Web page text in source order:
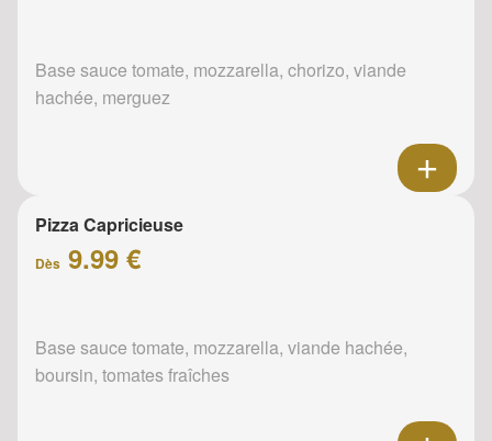
Base sauce tomate, mozzarella, chorizo, viande
hachée, merguez
Pizza Capricieuse
Dès 9.99 €
Base sauce tomate, mozzarella, viande hachée,
boursin, tomates fraîches